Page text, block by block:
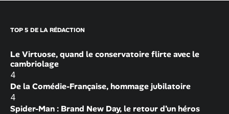
TOP 5 DE LA RÉDACTION
Le Virtuose, quand le conservatoire flirte avec le
cambriolage
4
De la Comédie-Française, hommage jubilatoire
4
Spider-Man : Brand New Day, le retour d’un héros